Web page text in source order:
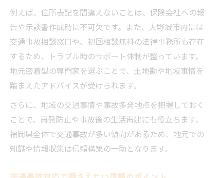
誠実な対応が交通事故信頼回復につながる
理由
大野城市東大利で求められる行動ポイント
交通事故後にやるべき信頼構築の工夫
信頼重視の交通事故交渉術を解説
例えば、住所表記を間違えないことは、保険会社への報
告や示談書作成時に不可欠です。また、大野城市内には
交通事故相談窓口や、初回相談無料の法律事務所も存在
するため、トラブル時のサポート体制が整っています。
地元密着型の専門家を選ぶことで、土地勘や地域事情を
踏まえたアドバイスが受けられます。
さらに、地域の交通事情や事故多発地点を把握しておく
ことで、再発防止や事故後の生活再建にも役立ちます。
福岡県全体で交通事故が多い傾向があるため、地元での
知識や情報収集は信頼構築の一助となります。